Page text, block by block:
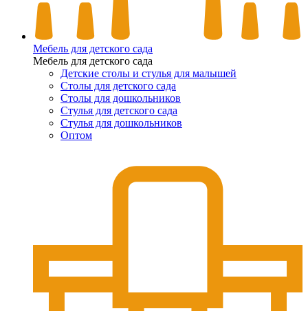
Мебель для детского сада
Мебель для детского сада
Детские столы и стулья для малышей
Столы для детского сада
Столы для дошкольников
Стулья для детского сада
Стулья для дошкольников
Оптом